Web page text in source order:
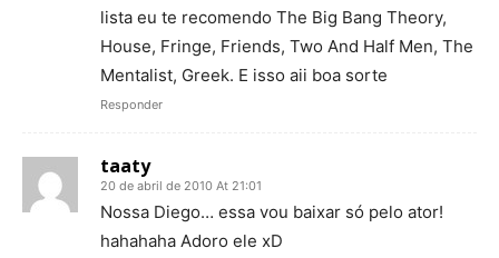
lista eu te recomendo The Big Bang Theory,
House, Fringe, Friends, Two And Half Men, The
Mentalist, Greek. E isso aii boa sorte
Responder
taaty
20 de abril de 2010 At 21:01
Nossa Diego… essa vou baixar só pelo ator!
hahahaha Adoro ele xD